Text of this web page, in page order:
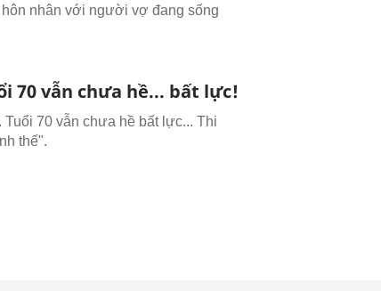
nhân với người vợ đang sống
70 vẫn chưa hề... bất lực!
70 vẫn chưa hề bất lực... Thi
thế".